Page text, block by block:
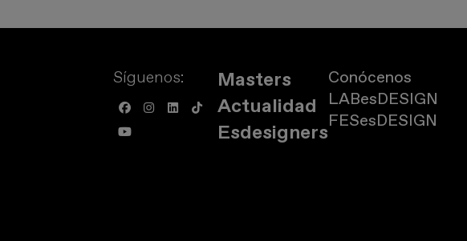
Síguenos:
Masters
Actualidad
Esdesigners
Conócenos
LABesDESIGN
FESesDESIGN